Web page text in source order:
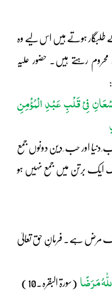
طلبگار ہوتے ہیں اس لیے وہ
رہتے ہیں۔ حضور علیہ
فِیْ قَلْبِ عَبْدِ الْمُؤْمِنِ
اور حب ِ دین دونوں جمع
ایک برتن میں جمع نہیں ہو
مرض ہے۔ فرمانِ حق تعالیٰ
مَرَضًا (سورۃ البقرہ۔10)